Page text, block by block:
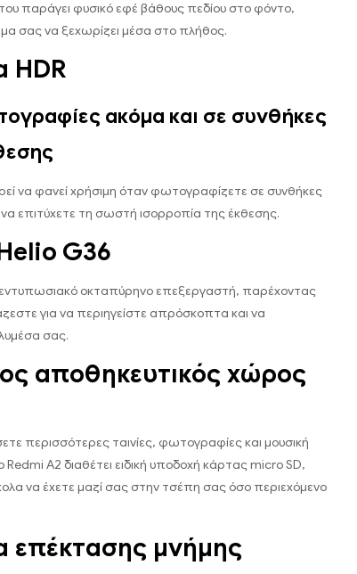
παράγει φυσικό εφέ βάθους πεδίου στο φόντο,
σας να ξεχωρίζει μέσα στο πλήθος.
HDR
ακόμα και σε συνθήκες
να φανεί χρήσιμη όταν φωτογραφίζετε σε συνθήκες
επιτύχετε τη σωστή ισορροπία της έκθεσης.
G36
εντυπωσιακό οκταπύρηνο επεξεργαστή, παρέχοντας
για να περιηγείστε απρόσκοπτα και να
σας.
αποθηκευτικός χώρος
περισσότερες ταινίες, φωτογραφίες και μουσική
A2 διαθέτει ειδική υποδοχή κάρτας micro SD,
να έχετε μαζί σας στην τσέπη σας όσο περιεχόμενο
επέκτασης μνήμης